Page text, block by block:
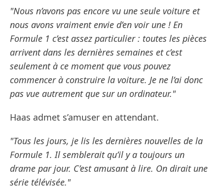
"Nous n’avons pas encore vu une seule voiture et
nous avons vraiment envie d’en voir une ! En
Formule 1 c’est assez particulier : toutes les pièces
arrivent dans les dernières semaines et c’est
seulement à ce moment que vous pouvez
commencer à construire la voiture. Je ne l’ai donc
pas vue autrement que sur un ordinateur."
Haas admet s’amuser en attendant.
"Tous les jours, je lis les dernières nouvelles de la
Formule 1. Il semblerait qu’il y a toujours un
drame par jour. C’est amusant à lire. On dirait une
série télévisée."